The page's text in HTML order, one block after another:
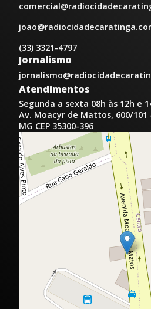
(33) 3321-4797
Jornalismo
Atendimentos
Segunda a sexta 08h às 12h e
Av. Moacyr de Mattos, 600/
MG CEP 35300-396